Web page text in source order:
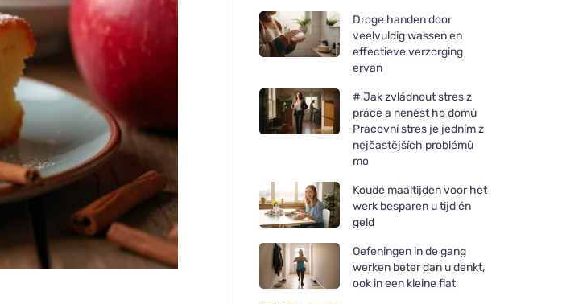
Droge handen door
veelvuldig wassen en
effectieve verzorging
ervan
# Jak zvládnout stres z
práce a nenést ho domů
Pracovní stres je jedním z
nejčastějších problémů
mo
Koude maaltijden voor het
werk besparen u tijd én
geld
Oefeningen in de gang
werken beter dan u denkt,
ook in een kleine flat